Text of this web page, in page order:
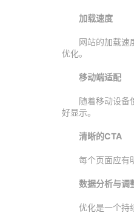
加载速度
网站的加载速
优化。
移动端适配
随着移动设备
好显示。
清晰的CTA
每个页面应有
数据分析与调
优化是一个持